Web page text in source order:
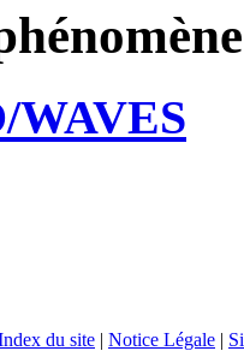
WAVES
du site Notice Légale